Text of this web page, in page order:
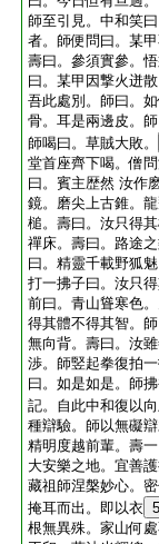
師至引見。中和笑
者。師便問曰。某
壽曰。參須實參。
曰。某甲因撃火迸
吾此處別。師曰。
骨。耳是兩邊皮。
師喝曰。草賊大敗。
堂首座齊下喝。僧
曰。賓主歴然 汝作
鏡。磨尖上古錐。
槌。壽曰。汝只得
禪床。壽曰。路途
曰。精靈千載野狐
打一拂子曰。汝只
前曰。青山聳寒色
得其體不得其智。
無向背。壽曰。汝
渉。師竪起拳復拍
曰。如是如是。師
記。自此中和復以
種辯驗。師以無礙
精明度越前輩。壽
大安樂之地。宜善
藏祖師涅槃妙心。
掩耳而出。即以衣 5
根無異殊。家山何